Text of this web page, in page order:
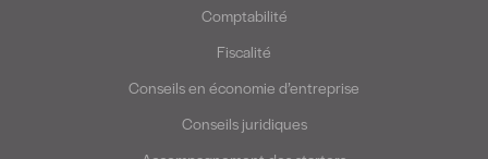
Comptabilité
Fiscalité
Conseils en économie d’entreprise
Conseils juridiques